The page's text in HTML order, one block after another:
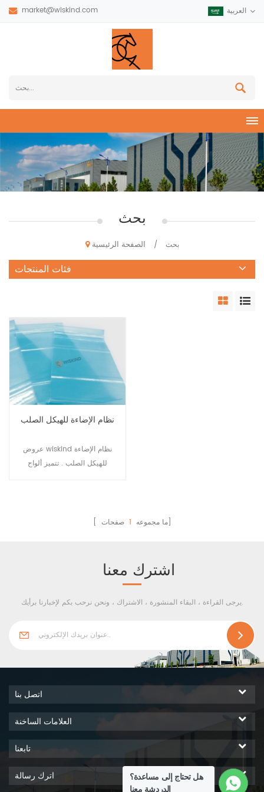
market@wiskind.com العربية
بحث
الصفحة الرئيسية / بحث
فئات المنتجات
نظام الإضاءة للهيكل الصلب
عروض wiskind نظام الإضاءة
للهيكل الصلب . تتميز ألواح
الطاقة الخضراء والمتانة طويلة
البصري المريح. إنها مناسبة
للمنشآت الصناعية ذات الهيكل
اللوجيستية ، وهي موثوق بها
العملاء المعروفين.
[ ما مجموعه 1 صفحات]
اشترك معنا
يرجى القراءة ، البقاء المنشورة ، الاشتراك ، ونحن نرحب بكم لإخبارنا برأيك.
هل تحتاج إلى مساعدة؟
اتصل بنا
العلامات الساخنة
تابعنا
اترك رسالة